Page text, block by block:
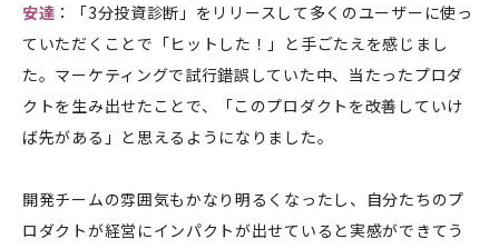
安達 ：「3分投資診断」をリリースして多くのユーザーに使っ
ていただくことで「ヒットした！」と手ごたえを感じまし
た。マーケティングで試行錯誤していた中、当たったプロダ
クトを生み出せたことで、「このプロダクトを改善していけ
ば先がある」と思えるようになりました。
開発チームの雰囲気もかなり明るくなったし、自分たちのプ
ロダクトが経営にインパクトが出せていると実感ができてう